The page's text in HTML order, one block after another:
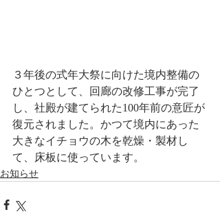
３年後の式年大祭に向けた境内整備の
ひとつとして、回廊の改修工事が完了
し、社殿が建てられた100年前の意匠が
復元されました。かつて境内にあった
大きなイチョウの木を乾燥・製材し
て、床板に使っています。
お知らせ